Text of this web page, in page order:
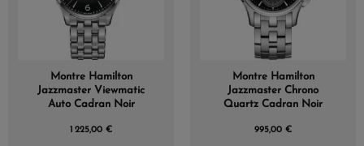
Montre Hamilton
Jazzmaster Viewmatic
Auto Cadran Noir
1 225,00 €
Montre Hamilton
Jazzmaster Chrono
Quartz Cadran Noir
995,00 €